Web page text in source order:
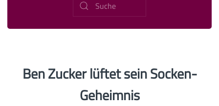
Ben Zucker lüftet sein Socken-
Geheimnis